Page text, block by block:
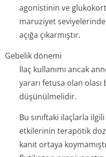
agonistinin ve
maruziyet
açığa çıkarmıştır.
Gebelik dönemi
İlaç kullanımı ancak
yararı fetusa olan
düşünülmelidir.
Bu sınıftaki ilaçlarla
etkilerinin terapötik
kanıt ortaya